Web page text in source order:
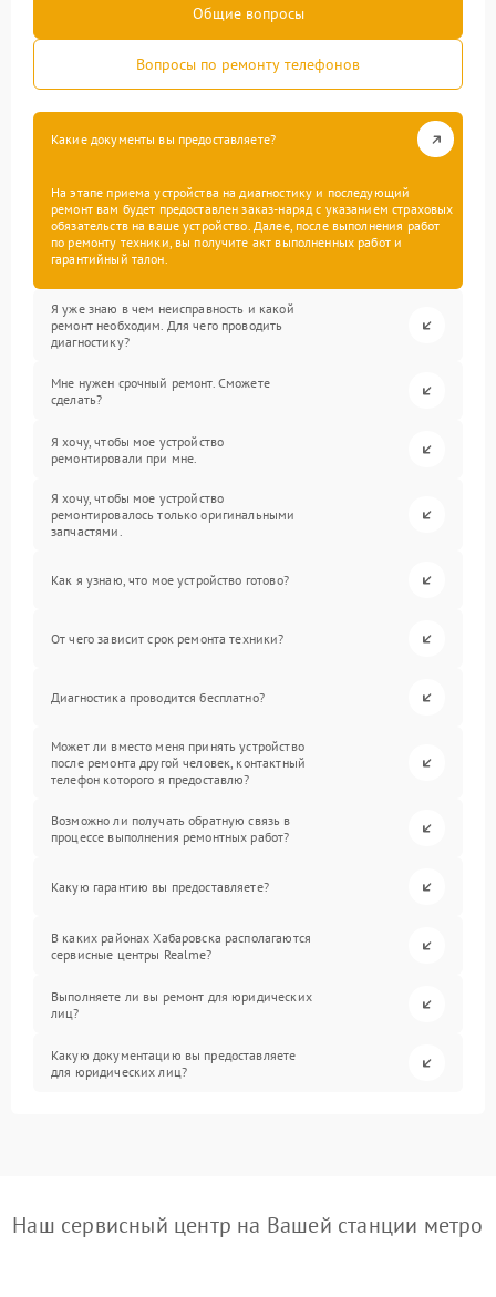
Общие вопросы
Вопросы по ремонту телефонов
Какие документы вы предоставляете?
На этапе приема устройства на диагностику и последующий
ремонт вам будет предоставлен заказ-наряд с указанием страховых
обязательств на ваше устройство. Далее, после выполнения работ
по ремонту техники, вы получите акт выполненных работ и
гарантийный талон.
Я уже знаю в чем неисправность и какой
ремонт необходим. Для чего проводить
диагностику?
Мне нужен срочный ремонт. Сможете
сделать?
Я хочу, чтобы мое устройство
ремонтировали при мне.
Я хочу, чтобы мое устройство
ремонтировалось только оригинальными
запчастями.
Как я узнаю, что мое устройство готово?
От чего зависит срок ремонта техники?
Диагностика проводится бесплатно?
Может ли вместо меня принять устройство
после ремонта другой человек, контактный
телефон которого я предоставлю?
Возможно ли получать обратную связь в
процессе выполнения ремонтных работ?
Какую гарантию вы предоставляете?
В каких районах Хабаровска располагаются
сервисные центры Realme?
Выполняете ли вы ремонт для юридических
лиц?
Какую документацию вы предоставляете
для юридических лиц?
Наш сервисный центр на Вашей станции метро